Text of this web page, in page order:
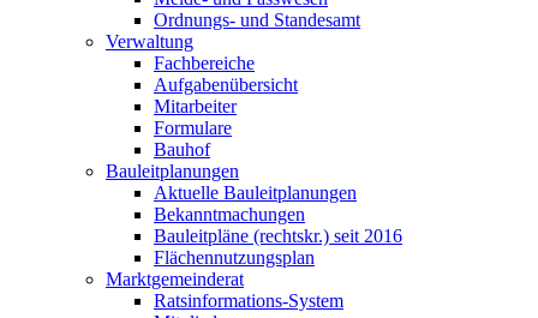
Ordnungs- und Standesamt
Verwaltung
Fachbereiche
Aufgabenübersicht
Mitarbeiter
Formulare
Bauhof
Bauleitplanungen
Aktuelle Bauleitplanungen
Bekanntmachungen
Bauleitpläne (rechtskr.) seit 2016
Flächennutzungsplan
Marktgemeinderat
Ratsinformations-System